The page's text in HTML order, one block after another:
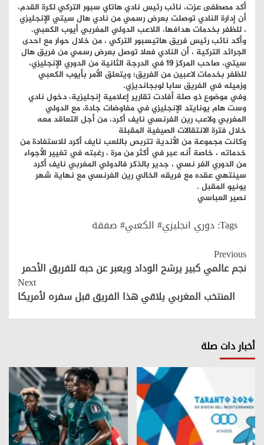
أكد مصطفى عزت، نائب رئيس نادي هاتاي سبور التركي لكرة القدم،
أن إدارة النادي توصلت بعرض رسمي من نادي هال سيتي الإنجليزي
، للظفر بخدمات هدافها، اللاعب الدولي المغربي أيوب الكعبي.
وأكد نائب رئيس فريق هاتيسبور التركي ، من خلال حوار مع احدى
الجرائد التركية ، أن النادي فعلا توصل بعرض رسمي من فريق هال
سيتي، صاحب المركز 19 في الدرجة الثانية من الدوري الإنجليزي،
للظفر بخدمات لاعبين من الفريق؛ ويتعلق الأمر بأيوب الكعبي
وزميله في الفريق سابا لوبجانديزي.
وفي موضوع ذو صلة أفادت تقارير إعلامية إنجليزية، دخول نادي
وست هام يونايتد الإنجليزي في مفاوضات جادة، مع الدولي
المغربي ولاعب رين الفرنسي نايف أكرد، من أجل التعاقد معه
خلال فترة الانتقالات الصيفية المقبلة
وكانت مجموعة من الأندية تتربص باللعب نايف أكرد للاستفادة من
خدماته ، خاصة أنه عبر في أكثر من مرة ، رغبته في تغيير الأجواء
من الدوري الفر نسي ، جدير بالذكر فالدولي المغربي نايف أكرد
سينتهي عقده مع فريقه الخالي رين الفرنسي مع نهاية شهر
يونيو المقبل .
نصير العباسي
Tags: دوري انجليزي# الكعبي# صفقة
Continue
Reading
Previous
نجم عالمي كبير يرشح الوداد ويعبر عن حبه للفريق الأحمر
Next
المنتخب المغربي يلاقي هذا الفريق قبل سفره لأمريكا
أخبار دات صلة